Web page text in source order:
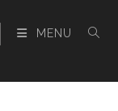
MENU